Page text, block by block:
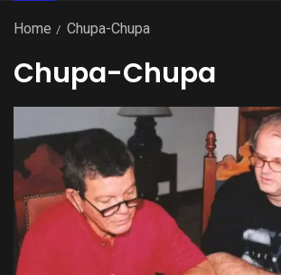
Home Chupa-Chupa
Chupa-Chupa